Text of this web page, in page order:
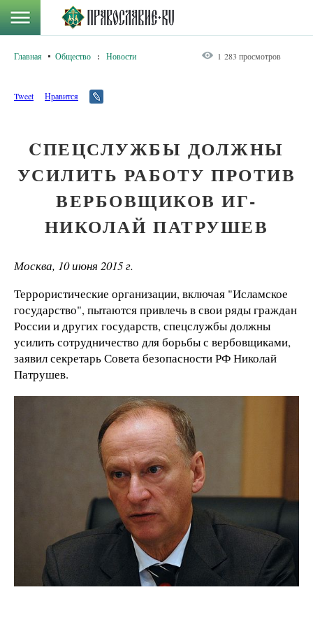
Главная Общество : Новости 1 283 просмотров
Tweet Нравится
CПЕЦСЛУЖБЫ ДОЛЖНЫ
УСИЛИТЬ РАБОТУ ПРОТИВ
ВЕРБОВЩИКОВ ИГ-
НИКОЛАЙ ПАТРУШЕВ
Москва, 10 июня 2015 г.
Террористические организации, включая "Исламское
государство", пытаются привлечь в свои ряды граждан
России и других государств, спецслужбы должны
усилить сотрудничество для борьбы с вербовщиками,
заявил секретарь Совета безопасности РФ Николай
Патрушев.